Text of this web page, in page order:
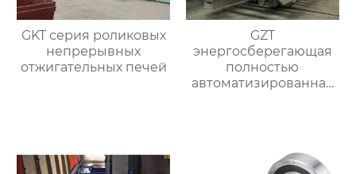
GKT серия роликовых
непрерывных
отжигательных печей
GZT
энергосберегающая
полностью
автоматизированная